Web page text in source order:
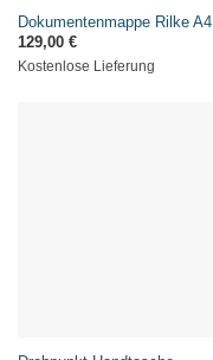
Dokumentenmappe Rilke A4
129,00 €
Kostenlose Lieferung